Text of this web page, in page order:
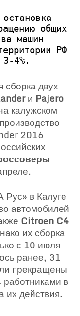
общих
РФ
4%.
сборка двух
и Pajero
калужском
2016
в Калуге
автомобилей
Citroеn C4
их сборка
с 10 июля
ранее, 31
прекращены
работниками в
их действия.